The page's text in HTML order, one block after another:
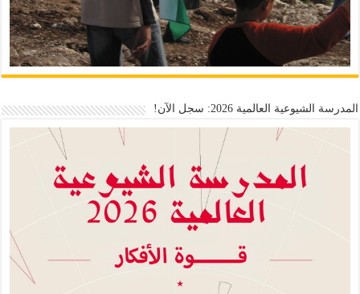
المدرسة الشيوعية العالمية 2026: سجل الآن!